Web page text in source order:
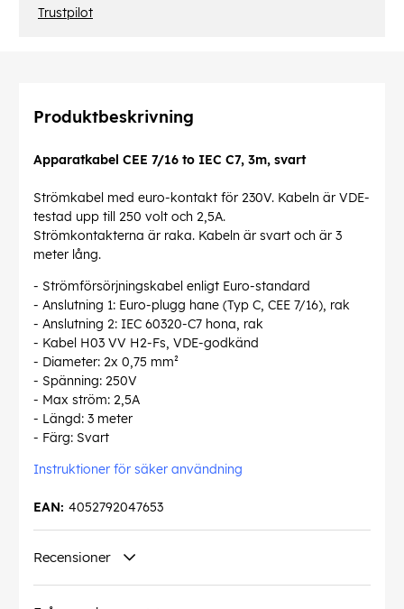
Trustpilot
Produktbeskrivning
Apparatkabel CEE 7/16 to IEC C7, 3m, svart
Strömkabel med euro-kontakt för 230V. Kabeln är VDE-
testad upp till 250 volt och 2,5A.
Strömkontakterna är raka. Kabeln är svart och är 3
meter lång.
- Strömförsörjningskabel enligt Euro-standard
- Anslutning 1: Euro-plugg hane (Typ C, CEE 7/16), rak
- Anslutning 2: IEC 60320-C7 hona, rak
- Kabel H03 VV H2-Fs, VDE-godkänd
- Diameter: 2x 0,75 mm²
- Spänning: 250V
- Max ström: 2,5A
- Längd: 3 meter
- Färg: Svart
Instruktioner för säker användning
4052792047653
EAN:
Recensioner